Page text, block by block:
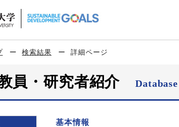
検索結果 詳細ページ
員・研究者紹介
基本情報